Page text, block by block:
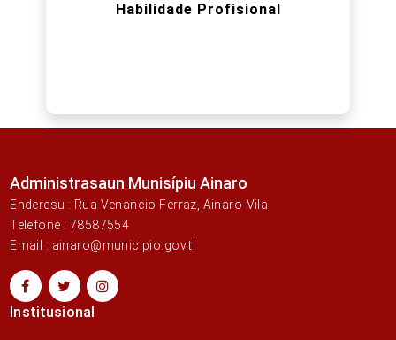
Habilidade Profisional
Administrasaun Munisípiu Ainaro
Enderesu : Rua Venancio Ferraz, Ainaro-Vila
Telefone : 78587554
Email : ainaro@municipio.gov.tl
Institusional